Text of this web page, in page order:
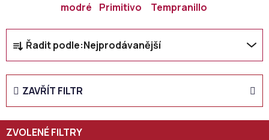
modré
Primitivo Tempranillo
Ř
a
z
n
p
Řadit podle:Nejprodávanější
ZAVŘÍT FILTR